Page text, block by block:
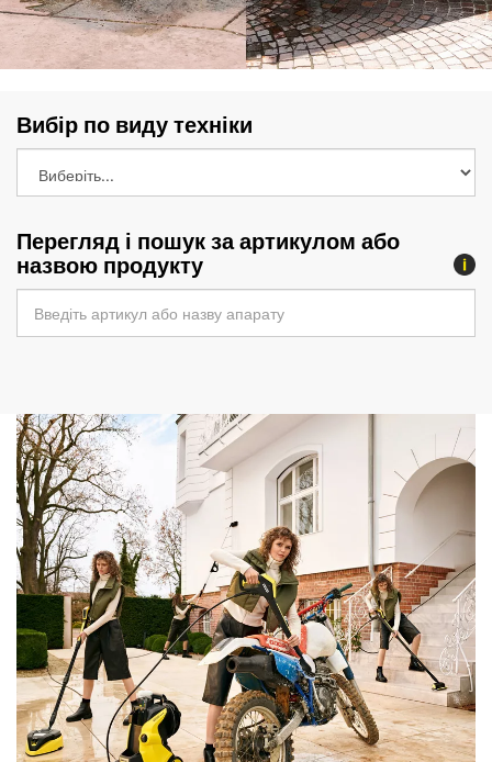
Вибір по виду техніки
Перегляд і пошук за артикулом або
назвою продукту